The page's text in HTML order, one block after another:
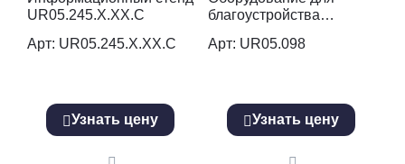
UR05.245.X.XX.C
Арт: UR05.245.X.XX.C
Узнать цену
благоустройства
стенд) UR05.098.W
Арт: UR05.098
Узнать цену